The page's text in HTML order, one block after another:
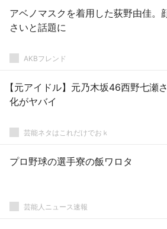
アベノマスクを着用した荻野由佳。
さいと話題に
AKBフレンド
【元アイドル】元乃木坂46西野七瀬
化がヤバイ
芸能ネタはこれだけでおｋ
プロ野球の選手寮の飯ワロタ
芸能人ニュース速報